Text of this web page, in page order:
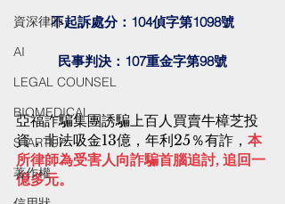
資深律師
AI
LEGAL COUNSEL
BIOMEDICAL
STARTUP
著作權
不起訴處分：104偵字第1098號
民事判決：107重金字第98號
亞福詐騙集團誘騙上百人買賣牛樟芝投
資，非法吸金13億，年利25％有詐， 本
所律師為受害人向詐騙首腦追討, 追回一
億多元。